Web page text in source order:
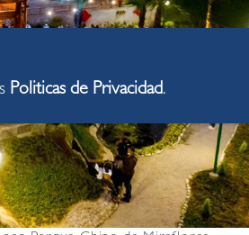
Politicas de Privacidad.